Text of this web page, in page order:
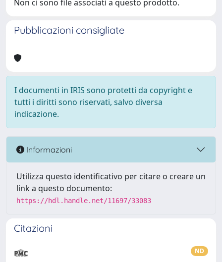
Non ci sono file associati a questo prodotto.
Pubblicazioni consigliate
I documenti in IRIS sono protetti da copyright e
tutti i diritti sono riservati, salvo diversa
indicazione.
Informazioni
Utilizza questo identificativo per citare o creare un
link a questo documento:
https://hdl.handle.net/11697/33083
Citazioni
ND